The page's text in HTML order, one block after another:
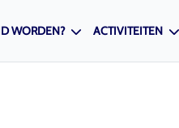
WORDEN? ACTIVITEITEN